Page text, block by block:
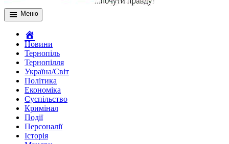
Меню
Новини
Тернопіль
Тернопілля
Україна/Світ
Політика
Економіка
Суспільство
Кримінал
Події
Персоналії
Історія